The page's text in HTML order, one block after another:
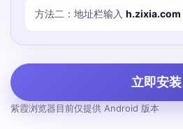
方法二：地址栏输入 h.zixia.com
立即安装
紫霞浏览器目前仅提供 Android 版本